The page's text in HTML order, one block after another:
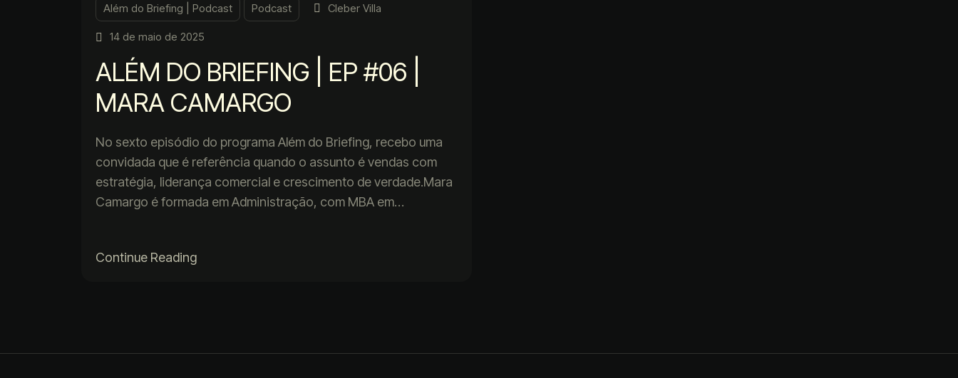
Além do Briefing | Podcast Podcast Cleber Villa
14 de maio de 2025
ALÉM DO BRIEFING | EP #06 |
MARA CAMARGO
No sexto episódio do programa Além do Briefing, recebo uma
convidada que é referência quando o assunto é vendas com
estratégia, liderança comercial e crescimento de verdade.Mara
Camargo é formada em Administração, com MBA em…
Continue Reading